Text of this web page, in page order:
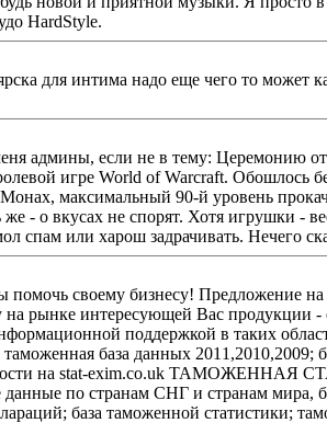
HardStyle.
BlizzCon 2011 увенчал официальный
игре World of Warcraft. Обошлось
максимальный 90-й уровень
: Таможенная статистика России, Украины и
на рынке интересующей Вас
база данных
таможни;
по странам СНГ и странам мира,
база таможенной статистики;